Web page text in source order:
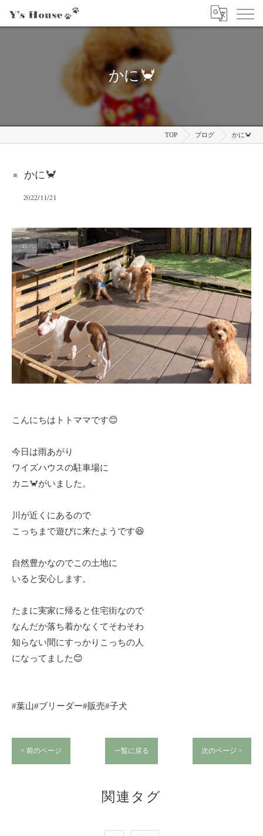
かに🦀
TOP ブログ かに🦀
かに🦀
2022/11/21
こんにちはトトママです😊
今日は雨あがり
ワイズハウスの駐車場に
カニ🦀がいました。
川が近くにあるので
こっちまで遊びに来たようです😆
自然豊かなのでこの土地に
いると安心します。
たまに実家に帰ると住宅街なので
なんだか落ち着かなくてそわそわ
知らない間にすっかりこっちの人
になってました😊
#葉山#ブリーダー#販売#子犬
< 前のページ 一覧に戻る 次のページ >
関連タグ